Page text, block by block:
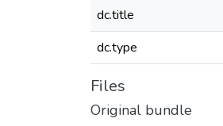
dc.title
dc.type
Files
Original bundle